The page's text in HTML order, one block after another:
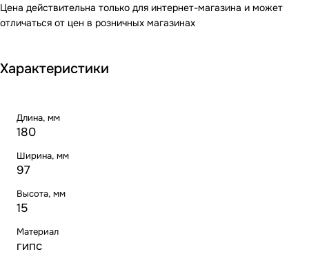
Цена действительна только для интернет-магазина и может
отличаться от цен в розничных магазинах
Характеристики
Длина, мм
180
Ширина, мм
97
Высота, мм
15
Материал
гипс